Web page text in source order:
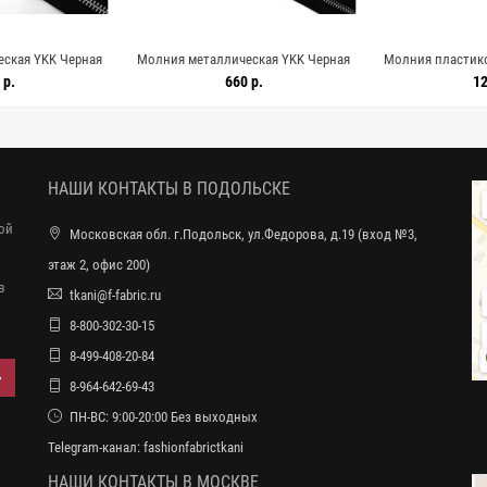
YKK Черная
р.
Молния металлическая YKK Черная
72 см F38 8062609
660 р.
Молния
18 см
НАШИ КОНТАКТЫ В ПОДОЛЬСКЕ
Московская обл. г.Подольск, ул.Федорова, д.19 (вход №3,
этаж 2, офис 200)
tkani@f-fabric.ru
8-800-302-30-15
8-499-408-20-84
8-964-642-69-43
ПН-ВС: 9:00-20:00 Без выходных
Telegram-канал: fashionfabrictkani
НАШИ КОНТАКТЫ В МОСКВЕ